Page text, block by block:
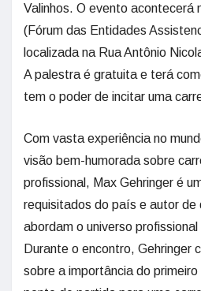
Valinhos. O evento acontecerá
(Fórum das Entidades
localizada na Rua Antônio
A palestra é gratuita e terá
tem o poder de incitar uma
Com vasta experiência no
visão bem-humorada sobre
profissional, Max Gehringer é
requisitados do país e autor de
abordam o universo
Durante o encontro, Gehringer
sobre a importância do